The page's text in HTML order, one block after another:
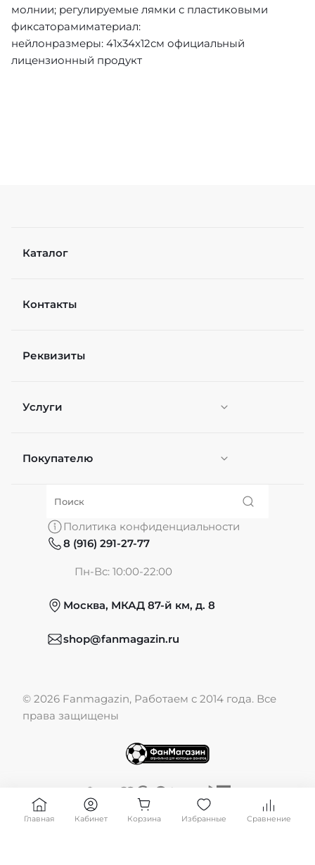
молнии; регулируемые лямки с пластиковыми
фиксаторамиматериал:
нейлонразмеры: 41x34x12см официальный
лицензионный продукт
Каталог
Контакты
Реквизиты
Услуги
Персонификация
Покупателю
О нас
Обмен и возврат
Публичная оферта
Политика конфиденциальности
8 (916) 291-27-77
Пн-Вс: 10:00-22:00
Москва, МКАД 87-й км, д. 8
shop@fanmagazin.ru
© 2026 Fanmagazin, Работаем с 2014 года. Все
права защищены
Главная Кабинет Корзина Избранные Сравнение